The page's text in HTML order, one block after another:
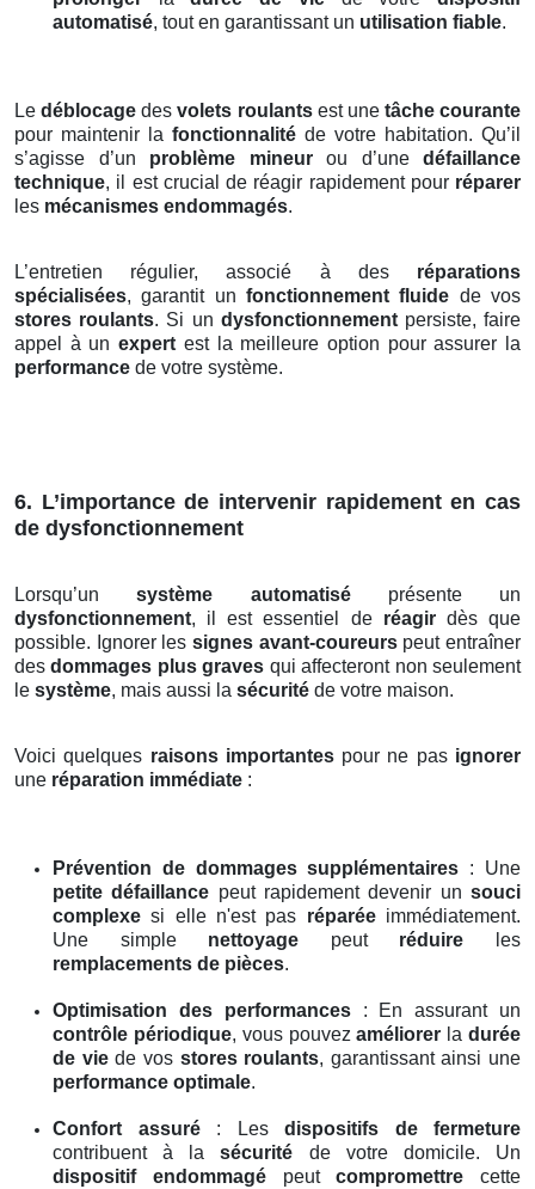
automatisé, tout en garantissant un utilisation fiable.
Ledéblocage desvolets roulantsest une tâche courante
pour maintenir la fonctionnalité de votre habitation. Qu’il
s’agisse d’un problème mineurou d’une défaillance
technique, il est crucial de réagir rapidement pour réparer
les mécanismes endommagés.
L’entretien régulier, associé à des réparations
spécialisées, garantit un fonctionnement fluide de vos
stores roulants. Si un dysfonctionnementpersiste, faire
appel à unexpert est la meilleure option pour assurer la
performance de votre système.
6. L’importance de intervenir rapidement en cas
de dysfonctionnement
Lorsqu’unsystème automatiséprésente un
dysfonctionnement, il est essentiel de réagirdès que
possible. Ignorer les signes avant-coureurspeut entraîner
desdommages plus graves qui affecteront non seulement
le système, mais aussi la sécurité de votre maison.
Voici quelques raisons importantespour ne pas ignorer
une réparation immédiate :
Prévention de dommages supplémentaires : Une
petite défaillance peut rapidement devenir unsouci
complexe si elle n'est pas réparéeimmédiatement.
Une simple nettoyage peut réduire les
remplacements de pièces.
Optimisation des performances: En assurant un
contrôle périodique, vous pouvezaméliorer ladurée
de viede vos stores roulants, garantissant ainsi une
performance optimale.
Confort assuré: Les dispositifs de fermeture
contribuent à lasécurité de votre domicile. Un
dispositif endommagépeutcompromettre cette